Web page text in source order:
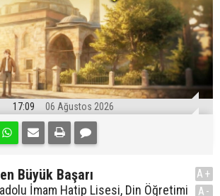
17:09 06 Ağustos 2026
Büyük Başarı
İmam Hatip Lisesi, Din Öğretimi
A+
A-